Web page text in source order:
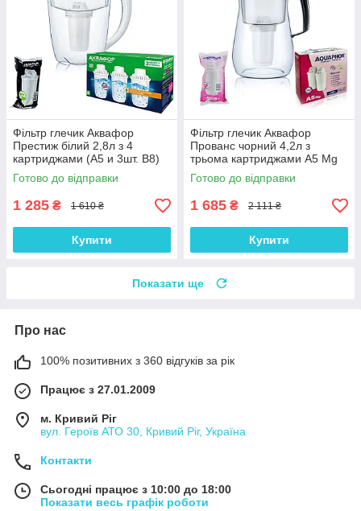
Фільтр глечик Аквафор
Престиж білий 2,8л з 4
картриджами (А5 и 3шт. В8)
Готово до відправки
1 285 ₴ 1 610 ₴
Купити
Фільтр глечик Аквафор
Прованс чорний 4,2л з
трьома картриджами А5 Mg
Готово до відправки
1 685 ₴ 2 111 ₴
Купити
Показати ще
Про нас
100% позитивних з 360 відгуків за рік
Працює з 27.01.2009
м. Кривий Ріг
вул. Героїв АТО 30, Кривий Ріг, Україна
Контакти
Сьогодні працює з 10:00 до 18:00
Показати весь графік роботи